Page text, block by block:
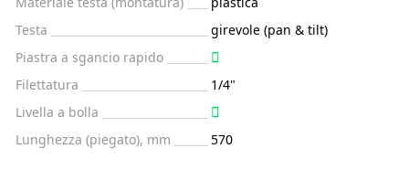
Testa
girevole (pan & tilt)
Piastra a sgancio rapido
Filettatura
1/4"
Livella a bolla
Lunghezza (piegato), mm
570